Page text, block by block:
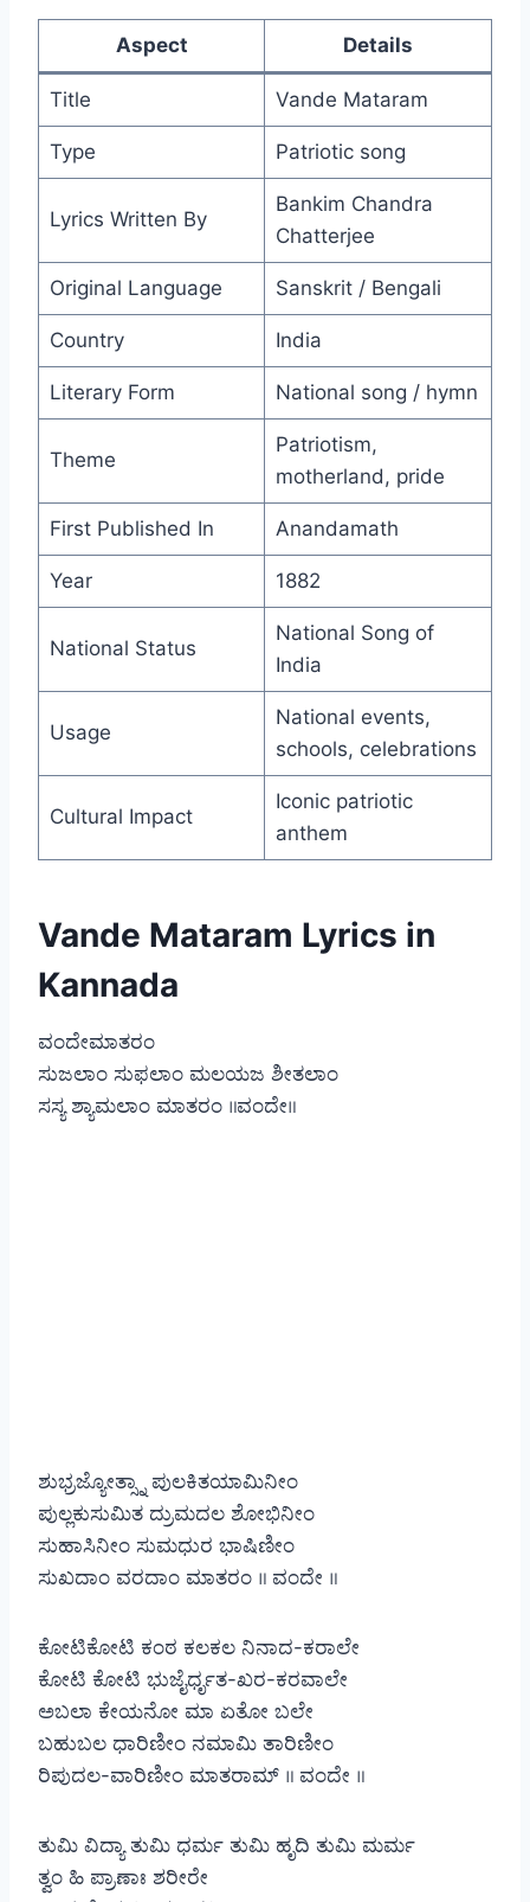
Aspect Details
Title Vande Mataram
Type Patriotic song
Lyrics Written By
Bankim Chandra
Chatterjee
Original Language Sanskrit / Bengali
Country India
Literary Form National song / hymn
Theme
Patriotism,
motherland, pride
First Published In Anandamath
Year 1882
National Status
National Song of
India
Usage
National events,
schools, celebrations
Cultural Impact
Iconic patriotic
anthem
Vande Mataram Lyrics in
Kannada
ವಂದೇಮಾತರಂ
ಸುಜಲಾಂ ಸುಫಲಾಂ ಮಲಯಜ ಶೀತಲಾಂ
ಸಸ್ಯ ಶ್ಯಾಮಲಾಂ ಮಾತರಂ ॥ವಂದೇ॥
ಶುಭ್ರಜ್ಯೋತ್ಸ್ನಾ ಪುಲಕಿತಯಾಮಿನೀಂ
ಪುಲ್ಲಕುಸುಮಿತ ದ್ರುಮದಲ ಶೋಭಿನೀಂ
ಸುಹಾಸಿನೀಂ ಸುಮಧುರ ಭಾಷಿಣೀಂ
ಸುಖದಾಂ ವರದಾಂ ಮಾತರಂ ॥ ವಂದೇ ॥
ಕೋಟಿಕೋಟಿ ಕಂಠ ಕಲಕಲ ನಿನಾದ-ಕರಾಲೇ
ಕೋಟಿ ಕೋಟಿ ಭುಜೈರ್ಧೃತ-ಖರ-ಕರವಾಲೇ
ಅಬಲಾ ಕೇಯನೋ ಮಾ ಏತೋ ಬಲೇ
ಬಹುಬಲ ಧಾರಿಣೀಂ ನಮಾಮಿ ತಾರಿಣೀಂ
ರಿಪುದಲ-ವಾರಿಣೀಂ ಮಾತರಾಮ್ ॥ ವಂದೇ ॥
ತುಮಿ ವಿದ್ಯಾ ತುಮಿ ಧರ್ಮ ತುಮಿ ಹೃದಿ ತುಮಿ ಮರ್ಮ
ತ್ವಂ ಹಿ ಪ್ರಾಣಾಃ ಶರೀರೇ